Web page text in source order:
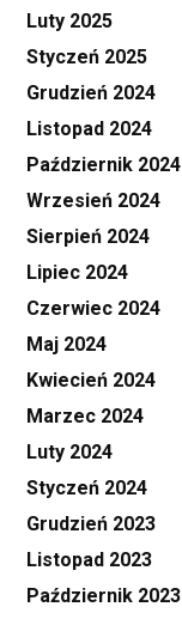
Luty 2025
Styczeń 2025
Grudzień 2024
Listopad 2024
Październik 2024
Wrzesień 2024
Sierpień 2024
Lipiec 2024
Czerwiec 2024
Maj 2024
Kwiecień 2024
Marzec 2024
Luty 2024
Styczeń 2024
Grudzień 2023
Listopad 2023
Październik 2023